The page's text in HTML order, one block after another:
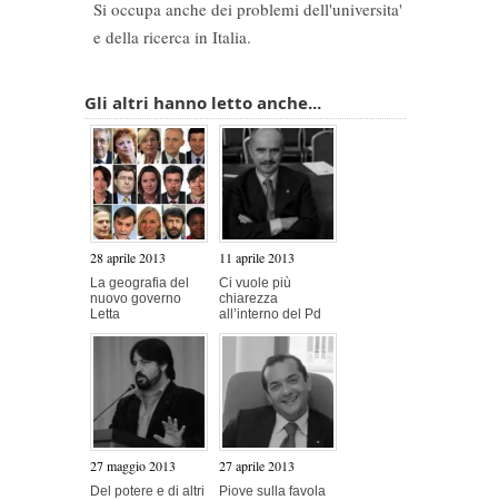
Si occupa anche dei problemi dell'universita'
e della ricerca in Italia.
Gli altri hanno letto anche...
28 aprile 2013
La geografia del
nuovo governo
Letta
11 aprile 2013
Ci vuole più
chiarezza
all’interno del Pd
27 maggio 2013
Del potere e di altri
27 aprile 2013
Piove sulla favola